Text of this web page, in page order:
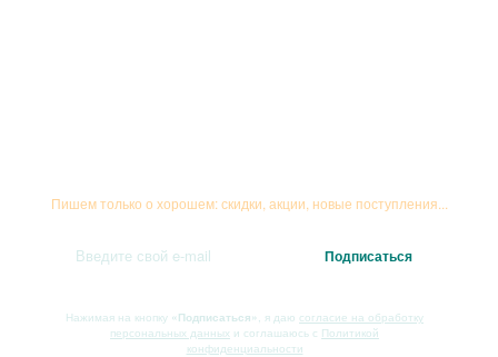
Пишем только о хорошем: скидки, акции, новые поступления...
Нажимая на кнопку «Подписаться» , я даю согласие на обработку
персональных данных и соглашаюсь с Политикой
конфиденциальности